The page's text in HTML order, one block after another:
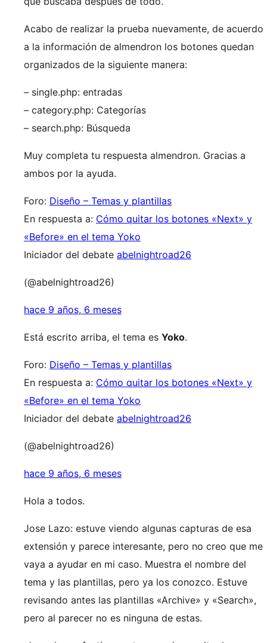
Acabo de realizar la prueba nuevamente, de acuerdo
a la información de almendron los botones quedan
organizados de la siguiente manera:
– single.php: entradas
– category.php: Categorías
– search.php: Búsqueda
Muy completa tu respuesta almendron. Gracias a
ambos por la ayuda.
Foro: Diseño – Temas y plantillas
En respuesta a: Cómo quitar los botones «Next» y
«Before» en el tema Yoko
Iniciador del debate abelnightroad26
(@abelnightroad26)
hace 9 años, 6 meses
Está escrito arriba, el tema es Yoko.
Foro: Diseño – Temas y plantillas
En respuesta a: Cómo quitar los botones «Next» y
«Before» en el tema Yoko
Iniciador del debate abelnightroad26
(@abelnightroad26)
hace 9 años, 6 meses
Hola a todos.
Jose Lazo: estuve viendo algunas capturas de esa
extensión y parece interesante, pero no creo que me
vaya a ayudar en mi caso. Muestra el nombre del
tema y las plantillas, pero ya los conozco. Estuve
revisando antes las plantillas «Archive» y «Search»,
pero al parecer no es ninguna de estas.